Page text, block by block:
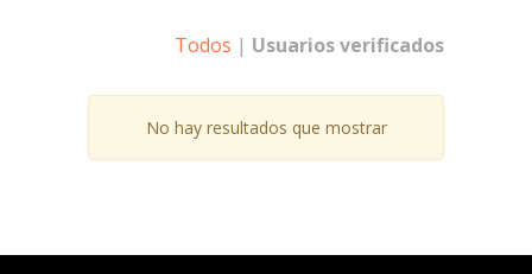
Todos | Usuarios verificados
No hay resultados que mostrar